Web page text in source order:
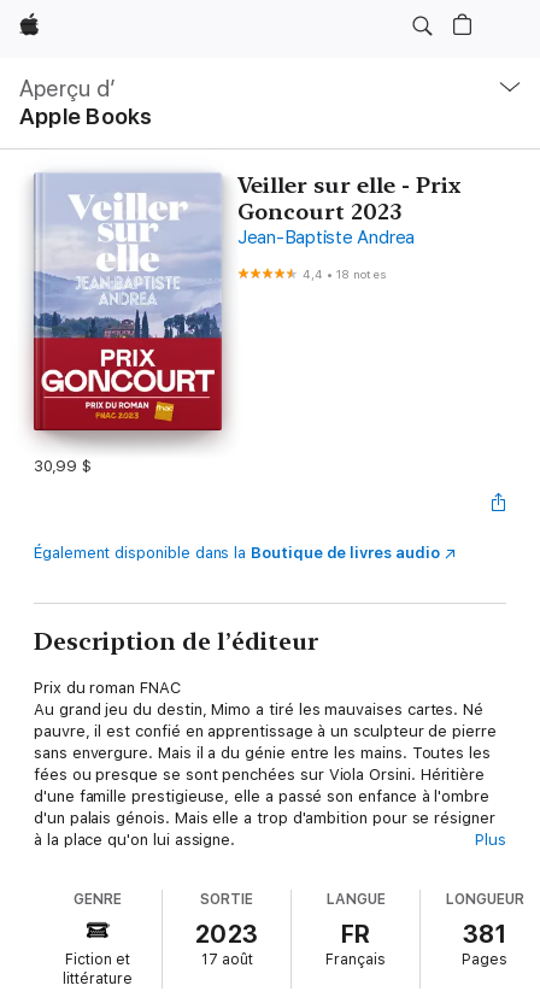
Apple
Aperçu d’
Apple Books
menu
navigation
locale
Veiller sur elle - Prix
Goncourt 2023
Jean-Baptiste Andrea
4,4 •18 notes
30,99 $
Également disponible dans la Boutique de livres audio
Description de l’éditeur
Prix du roman FNAC
Au grand jeu du destin, Mimo a tiré les mauvaises cartes. Né
pauvre, il est confié en apprentissage à un sculpteur de pierre
sans envergure. Mais il a du génie entre les mains. Toutes les
fées ou presque se sont penchées sur Viola Orsini. Héritière
d'une famille prestigieuse, elle a passé son enfance à l'ombre
d'un palais génois. Mais elle a trop d'ambition pour se résigner
à la place qu'on lui assigne.
Viola et Mimo ne peuvent ni vivre ensemble, ni rester
longtemps loin de l'autre. Liés par une attraction indéfectible,
ils traversent des années de fureur quand l'Italie bascule dans
le fascisme. Mimo prend sa revanche sur le sort, mais à quoi
bon la gloire s'il doit perdre Viola ?
Plus
GENRE
Fiction et
littérature
SORTIE
2023
17 août
LANGUE
FR
Français
LONGUEUR
381
Pages